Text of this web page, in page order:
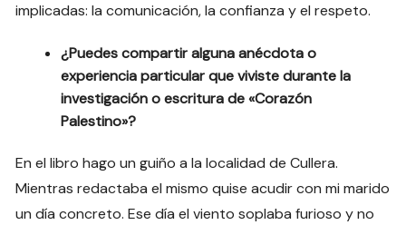
implicadas: la comunicación, la confianza y el respeto.
¿Puedes compartir alguna anécdota o
experiencia particular que viviste durante la
investigación o escritura de «Corazón
Palestino»?
En el libro hago un guiño a la localidad de Cullera.
Mientras redactaba el mismo quise acudir con mi marido
un día concreto. Ese día el viento soplaba furioso y no